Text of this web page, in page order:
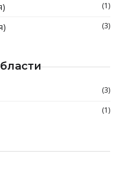
(1)
(3)
(3)
(1)